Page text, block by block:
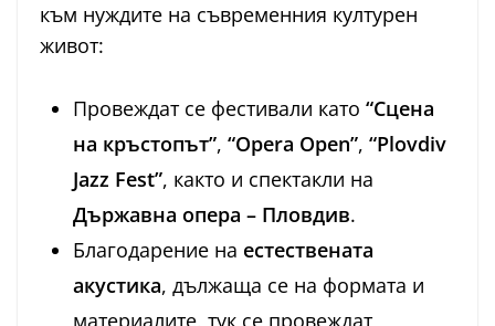
към нуждите на съвременния културен
живот:
Провеждат се фестивали като “Сцена
на кръстопът”, “Opera Open”, “Plovdiv
Jazz Fest”, както и спектакли на
Държавна опера – Пловдив.
Благодарение на естествената
акустика, дължаща се на формата и